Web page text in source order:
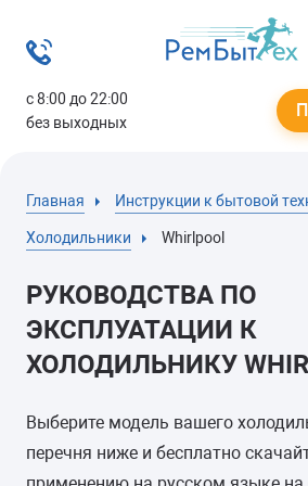
с 8:00 до 22:00
без выходных
Главная Инструкции к бытовой
Холодильники Whirlpool
РУКОВОДСТВА ПО
ЭКСПЛУАТАЦИИ К
ХОЛОДИЛЬНИКУ
Выберите модель вашего
перечня ниже и бесплатно